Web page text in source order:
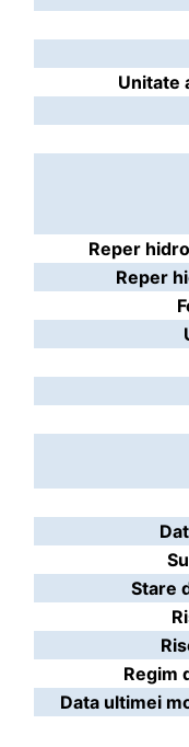
Unitate
Reper
Reper
Stare
Regim
Data ultimei